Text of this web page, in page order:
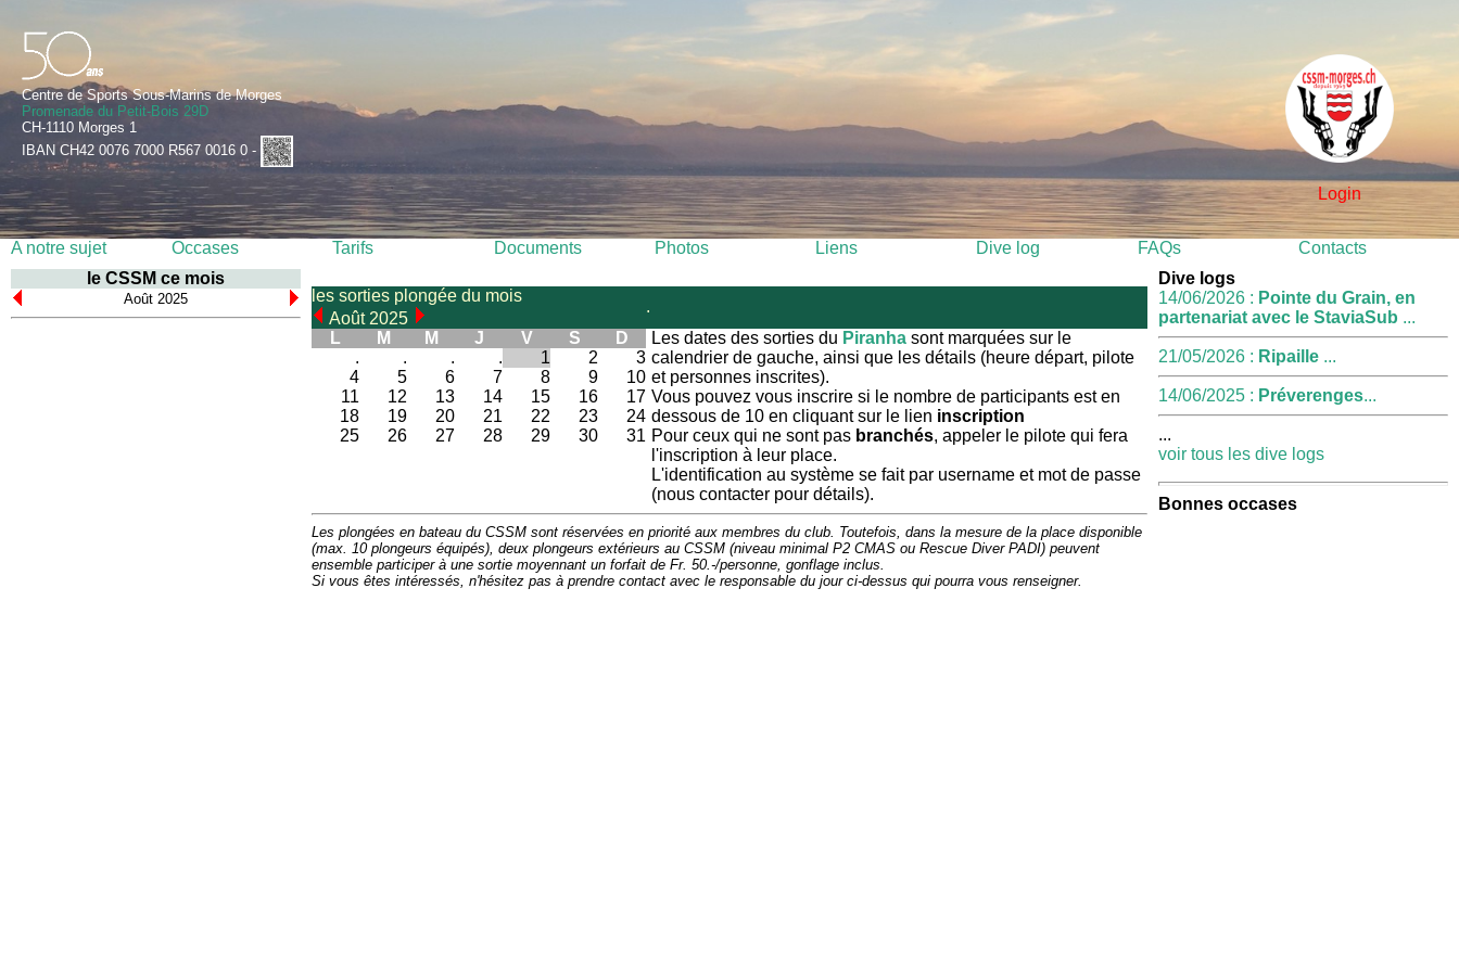
Centre de Sports Sous-Marins de Morges
Promenade du Petit-Bois 29D
CH-1110 Morges 1
IBAN CH42 0076 7000 R567 0016 0 -
Login
A notre sujet Occases Tarifs Documents Photos Liens Dive log FAQs
Contacts
le CSSM ce mois
Août 2025
les sorties plongée du mois
Août 2025
.
L
M M J V S
D
.
. . . 1 2
3
4
5 6 7 8 9
10
11
12 13 14 15 16
17
18
19 20 21 22 23
24
25
26 27 28 29 30 31
Les dates des sorties du Piranha sont marquées sur le
calendrier de gauche, ainsi que les détails (heure départ, pilote
et personnes inscrites).
Vous pouvez vous inscrire si le nombre de participants est en
dessous de 10 en cliquant sur le lien inscription
Pour ceux qui ne sont pas branchés, appeler le pilote qui fera
l'inscription à leur place.
L'identification au système se fait par username et mot de passe
(nous contacter pour détails).
Les plongées en bateau du CSSM sont réservées en priorité aux membres du club. Toutefois, dans la mesure de la place disponible
(max. 10 plongeurs équipés), deux plongeurs extérieurs au CSSM (niveau minimal P2 CMAS ou Rescue Diver PADI) peuvent
ensemble participer à une sortie moyennant un forfait de Fr. 50.-/personne, gonflage inclus.
Si vous êtes intéressés, n'hésitez pas à prendre contact avec le responsable du jour ci-dessus qui pourra vous renseigner.
Dive logs
14/06/2026 : Pointe du Grain, en
partenariat avec le StaviaSub ...
21/05/2026 : Ripaille ...
14/06/2025 : Préverenges...
...
voir tous les dive logs
Bonnes occases